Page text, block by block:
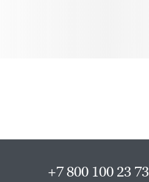
+7 800 100 23 73